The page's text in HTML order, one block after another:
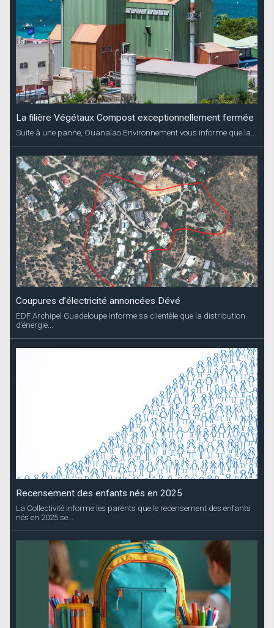
La filière Végétaux Compost exceptionnellement fermée
Suite à une panne, Ouanalao Environnement vous informe que la...
Coupures d’électricité annoncées Dévé
EDF Archipel Guadeloupe informe sa clientèle que la distribution
d’énergie...
Recensement des enfants nés en 2025
La Collectivité informe les parents que le recensement des enfants
nés en 2025 se...